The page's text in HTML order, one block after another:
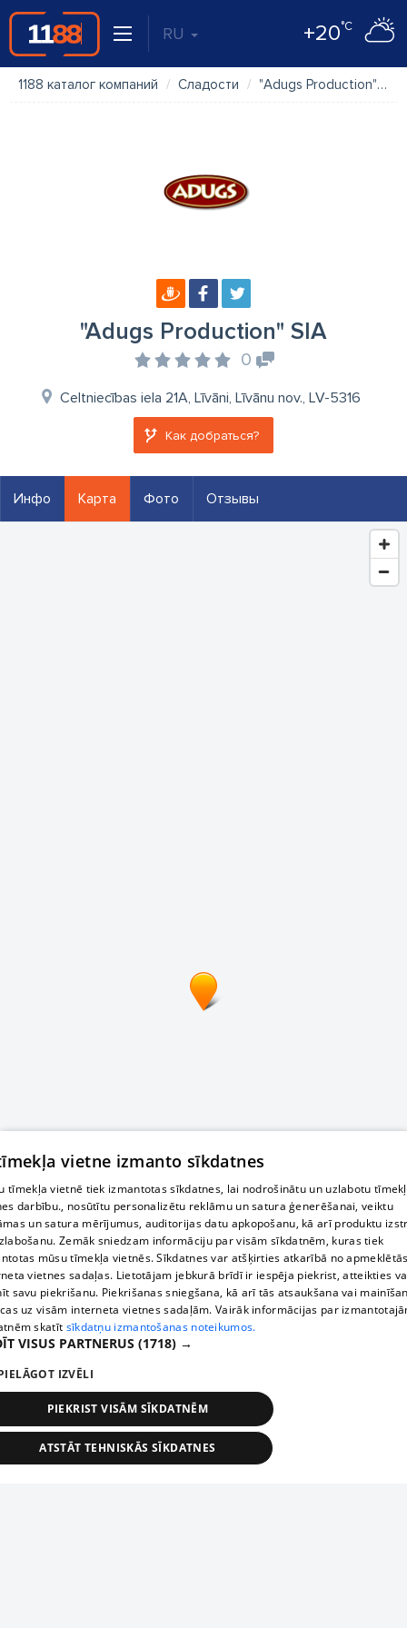
RU +20°C
1188 каталог компаний Сладости "Adugs Production" SIA
"Adugs Production" SIA
0
Celtniecības iela 21A, Līvāni, Līvānu nov., LV-5316
Как добраться?
Инфо Карта Фото Отзывы
vietne izmanto sīkdatnes
tīmekļa vietnē tiek izmantotas sīkdatnes, lai nodrošinātu un uzlabotu
darbību., nosūtītu personalizētu reklāmu un satura ģenerēšanai, veiktu
un satura mērījumus, auditorijas datu apkopošanu, kā arī produktu
Zemāk sniedzam informāciju par visām sīkdatnēm, kuras tiek
mūsu tīmekļa vietnēs. Sīkdatnes var atšķirties atkarībā no
vietnes sadaļas. Lietotājam jebkurā brīdī ir iespēja piekrist, atteikties
savu piekrišanu. Piekrišanas sniegšana, kā arī tās atsaukšana vai
uz visām interneta vietnes sadaļām. Vairāk informācijas par
skatīt sīkdatņu izmantošanas noteikumos.
VISUS PARTNERUS (1718) →
IZVĒLI
PIEKRIST VISĀM SĪKDATNĒM
ATSTĀT TEHNISKĀS SĪKDATNES